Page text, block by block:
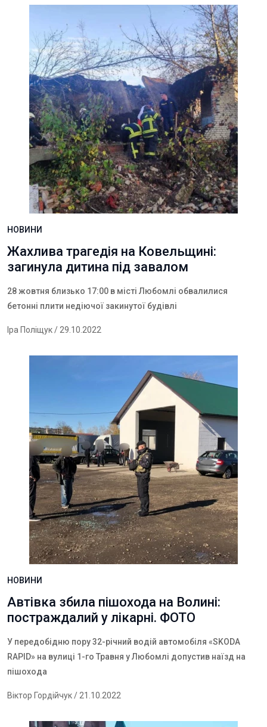
НОВИНИ
Жахлива трагедія на Ковельщині:
загинула дитина під завалом
28 жовтня близько 17:00 в місті Любомлі обвалилися
бетонні плити недіючої закинутої будівлі
Іра Поліщук/ 29.10.2022
НОВИНИ
Автівка збила пішохода на Волині:
постраждалий у лікарні. ФОТО
У передобідню пору 32-річний водій автомобіля «SKODA
RAPID» на вулиці 1-го Травня у Любомлі допустив наїзд на
пішохода
Віктор Гордійчук/ 21.10.2022